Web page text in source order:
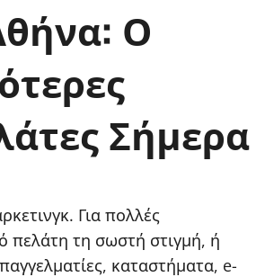
Ο
Σήμερα
Για πολλές
πελάτη τη σωστή στιγμή, ή
καταστήματα, e-